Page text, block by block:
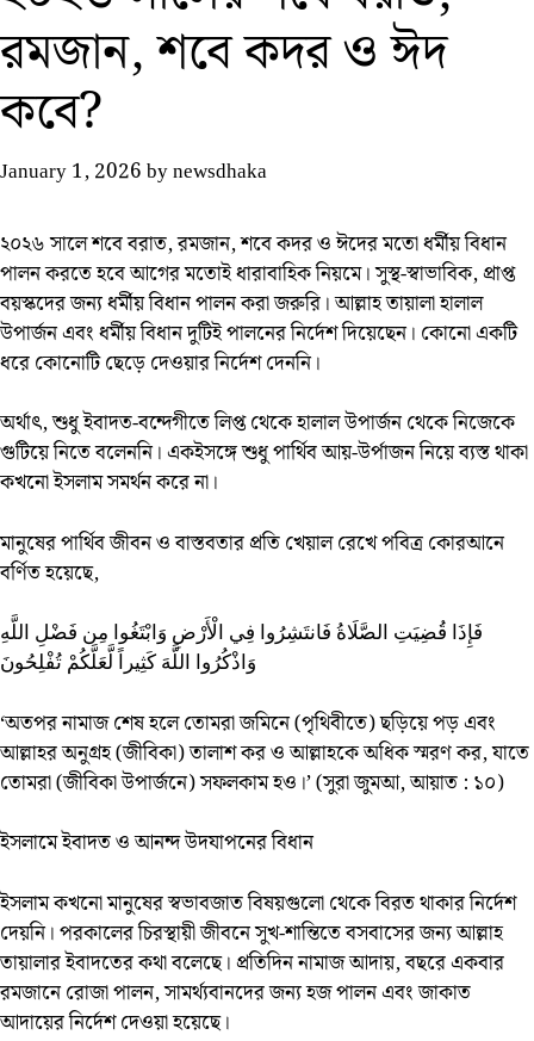
রমজান, শবে কদর ও ঈদ
কবে?
January 1, 2026bynewsdhaka
২০২৬ সালে শবে বরাত, রমজান, শবে কদর ও ঈদের মতো ধর্মীয় বিধান
পালন করতে হবে আগের মতোই ধারাবাহিক নিয়মে। সুস্থ-স্বাভাবিক, প্রাপ্ত
বয়স্কদের জন্য ধর্মীয় বিধান পালন করা জরুরি। আল্লাহ তায়ালা হালাল
উপার্জন এবং ধর্মীয় বিধান দুটিই পালনের নির্দেশ দিয়েছেন। কোনো একটি
ধরে কোনোটি ছেড়ে দেওয়ার নির্দেশ দেননি।
অর্থাৎ, শুধু ইবাদত-বন্দেগীতে লিপ্ত থেকে হালাল উপার্জন থেকে নিজেকে
গুটিয়ে নিতে বলেননি। একইসঙ্গে শুধু পার্থিব আয়-উর্পাজন নিয়ে ব্যস্ত থাকা
কখনো ইসলাম সমর্থন করে না।
মানুষের পার্থিব জীবন ও বাস্তবতার প্রতি খেয়াল রেখে পবিত্র কোরআনে
বর্ণিত হয়েছে,
فَإِذَا قُضِيَتِ الصَّلَاةُ فَانتَشِرُوا فِي الْأَرْضِ وَابْتَغُوا مِن فَضْلِ اللَّهِ
وَاذْكُرُوا اللَّهَ كَثِيراً لَّعَلَّكُمْ تُفْلِحُونَ
‘অতপর নামাজ শেষ হলে তোমরা জমিনে (পৃথিবীতে) ছড়িয়ে পড় এবং
আল্লাহর অনুগ্রহ (জীবিকা) তালাশ কর ও আল্লাহকে অধিক স্মরণ কর, যাতে
তোমরা (জীবিকা উপার্জনে) সফলকাম হও।’ (সুরা জুমআ, আয়াত : ১০)
ইসলামে ইবাদত ও আনন্দ উদযাপনের বিধান
ইসলাম কখনো মানুষের স্বভাবজাত বিষয়গুলো থেকে বিরত থাকার নির্দেশ
দেয়নি। পরকালের চিরস্থায়ী জীবনে সুখ-শান্তিতে বসবাসের জন্য আল্লাহ
তায়ালার ইবাদতের কথা বলেছে। প্রতিদিন নামাজ আদায়, বছরে একবার
রমজানে রোজা পালন, সামর্থ্যবানদের জন্য হজ পালন এবং জাকাত
আদায়ের নির্দেশ দেওয়া হয়েছে।